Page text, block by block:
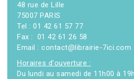
48 rue de Lille
75007 PARIS
Tel : 01 42 61 57 77
Fax : 01 42 61 26 58
Email : contact@librairie-7ici.com
Horaires d'ouverture :
Du lundi au samedi de 11h00 à